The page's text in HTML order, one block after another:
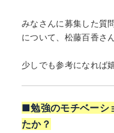
みなさんに募集した質
について、松藤百香さ
少しでも参考になれば
■勉強のモチベーシ
たか？